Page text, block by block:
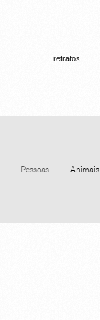
retratos
Pessoas Animais